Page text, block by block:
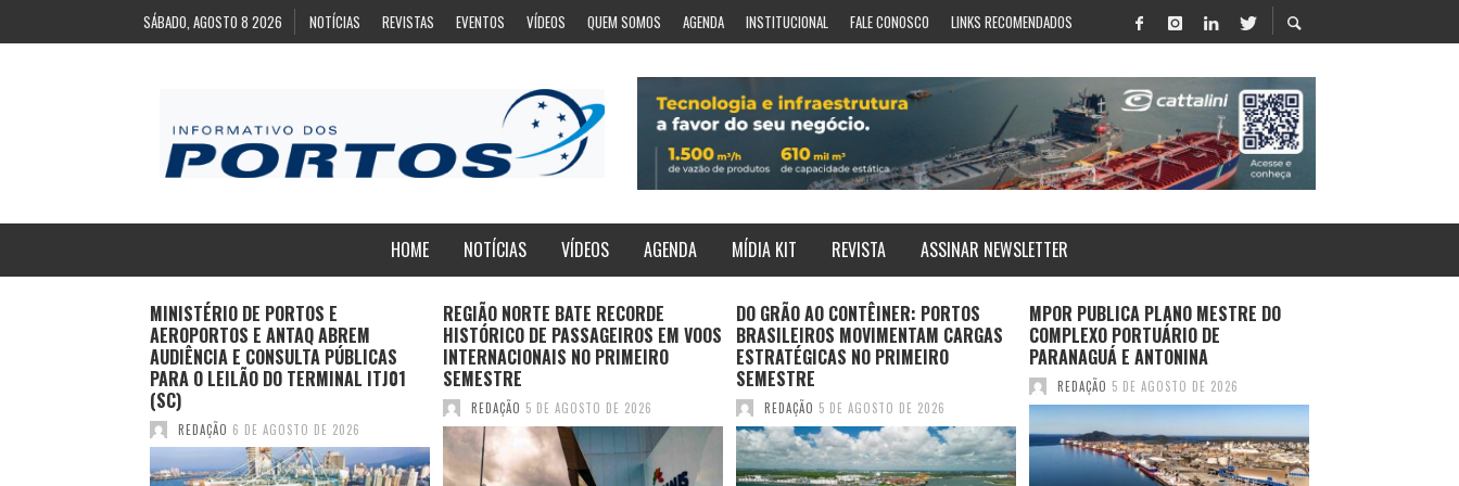
SÁBADO, AGOSTO 8 2026 NOTÍCIAS REVISTAS EVENTOS VÍDEOS QUEM SOMOS AGENDA INSTITUCIONAL FALE CONOSCO LINKS RECOMENDADOS
HOME NOTÍCIAS VÍDEOS AGENDA MÍDIA KIT REVISTA ASSINAR NEWSLETTER
MINISTÉRIO DE PORTOS E
AEROPORTOS E ANTAQ ABREM
AUDIÊNCIA E CONSULTA PÚBLICAS
PARA O LEILÃO DO TERMINAL ITJ01
(SC)
REDAÇÃO 6 DE AGOSTO DE 2026
REGIÃO NORTE BATE RECORDE
HISTÓRICO DE PASSAGEIROS EM VOOS
INTERNACIONAIS NO PRIMEIRO
SEMESTRE
REDAÇÃO 5 DE AGOSTO DE 2026
DO GRÃO AO CONTÊINER: PORTOS
BRASILEIROS MOVIMENTAM CARGAS
ESTRATÉGICAS NO PRIMEIRO
SEMESTRE
REDAÇÃO 5 DE AGOSTO DE 2026
MPOR PUBLICA PLANO MESTRE DO
COMPLEXO PORTUÁRIO DE
PARANAGUÁ E ANTONINA
REDAÇÃO 5 DE AGOSTO DE 2026